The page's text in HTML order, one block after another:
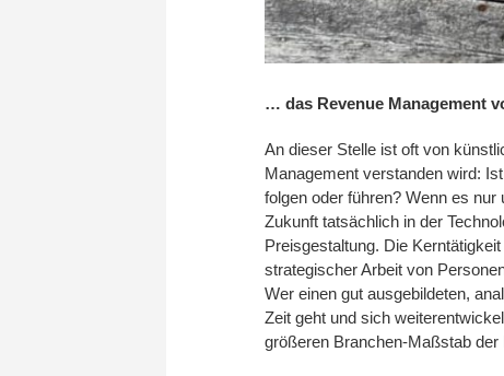
… das Revenue Management
An dieser Stelle ist oft von
Management verstanden wird:
folgen oder führen? Wenn es
Zukunft tatsächlich in der
Preisgestaltung. Die
strategischer Arbeit von
Wer einen gut ausgebildeten,
Zeit geht und sich
größeren Branchen-Maßstab